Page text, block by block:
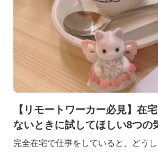
【リモートワーカー必見】在
ないときに試してほしい8つの
完全在宅で仕事をしていると、どう